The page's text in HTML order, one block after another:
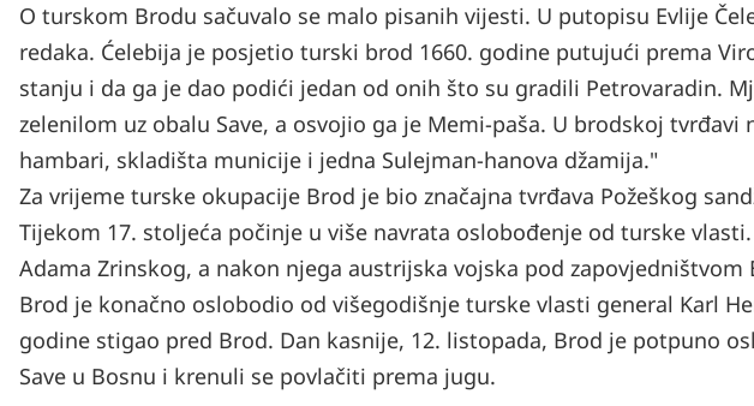
O turskom Brodu sačuvalo se malo pisanih vijesti. U putopisu Evlije
redaka. Ćelebija je posjetio turski brod 1660. godine putujući prema
stanju i da ga je dao podići jedan od onih što su gradili Petrovaradin.
zelenilom uz obalu Save, a osvojio ga je Memi-paša. U brodskoj tvrđavi
hambari, skladišta municije i jedna Sulejman-hanova džamija."
Za vrijeme turske okupacije Brod je bio značajna tvrđava Požeškog
Tijekom 17. stoljeća počinje u više navrata oslobođenje od turske
Adama Zrinskog, a nakon njega austrijska vojska pod zapovjedništvom
Brod je konačno oslobodio od višegodišnje turske vlasti general Karl
godine stigao pred Brod. Dan kasnije, 12. listopada, Brod je potpuno
Save u Bosnu i krenuli se povlačiti prema jugu.